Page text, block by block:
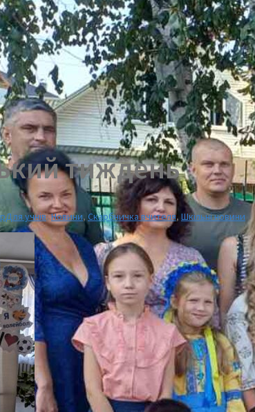
тиждень
Для учнів,Новини, Скарбничка вчителя, Шкільні новини